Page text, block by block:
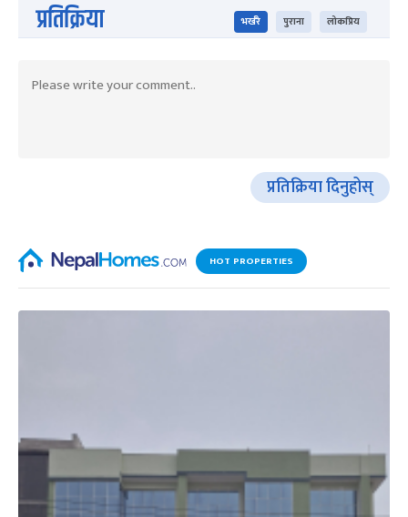
प्रतिक्रिया भर्खरै पुराना लोकप्रिय
प्रतिक्रिया दिनुहोस्
HOT PROPERTIES